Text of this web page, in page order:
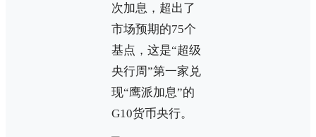
次加息，超出了
市场预期的75个
基点，这是“超级
央行周”第一家兑
现“鹰派加息”的
G10货币央行。